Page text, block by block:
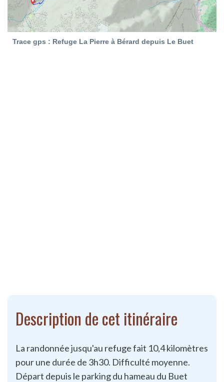
Trace gps : Refuge La Pierre à Bérard depuis Le Buet
Description de cet itinéraire
La randonnée jusqu'au refuge fait 10,4 kilomètres
pour une durée de 3h30. Difficulté moyenne.
Départ depuis le parking du hameau du Buet